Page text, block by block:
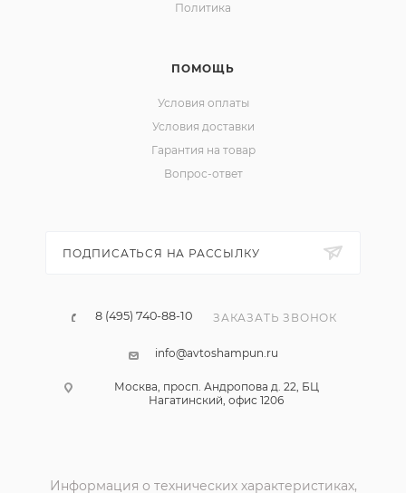
Политика
ПОМОЩЬ
Условия оплаты
Условия доставки
Гарантия на товар
Вопрос-ответ
ПОДПИСАТЬСЯ НА РАССЫЛКУ
8 (495) 740-88-10 ЗАКАЗАТЬ ЗВОНОК
info@avtoshampun.ru
Москва, просп. Андропова д. 22, БЦ
Нагатинский, офис 1206
Информация о технических характеристиках,